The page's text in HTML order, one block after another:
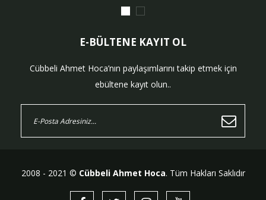
E-BÜLTENE KAYIT OL
Cübbeli Ahmet Hoca’nın paylaşımlarını takip etmek için
ebültene kayıt olun..
2008 - 2021 © Cübbeli Ahmet Hoca. Tüm Hakları Saklıdır